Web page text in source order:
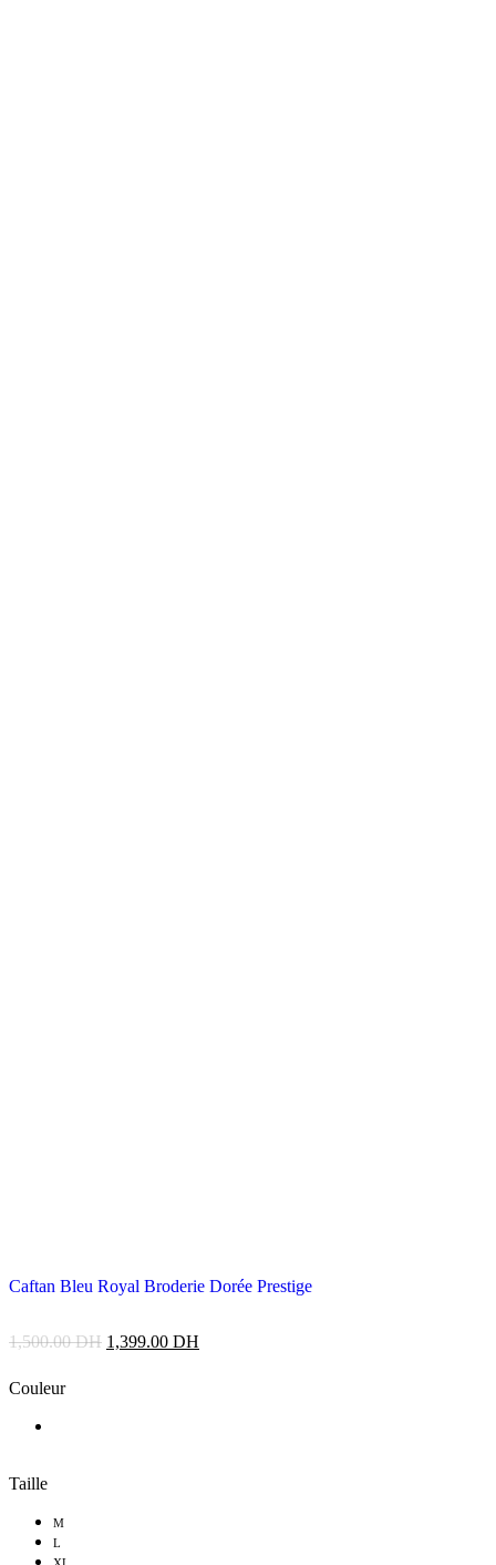
Caftan Bleu Royal Broderie Dorée Prestige
1,500.00DH 1,399.00 DH
Couleur
Taille
M
L